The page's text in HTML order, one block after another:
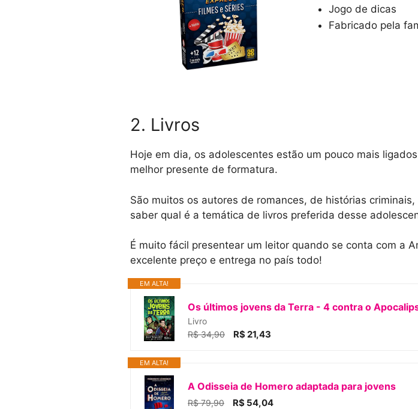
Jogo de dicas
Fabricado pela
2. Livros
Hoje em dia, os adolescentes estão um pouco mais
melhor presente de formatura.
São muitos os autores de romances, de histórias
saber qual é a temática de livros preferida desse
É muito fácil presentear um leitor quando se conta com a
excelente preço e entrega no país todo!
EM ALTA!
Os últimos jovens da Terra - 4 contra o
Livro
R$ 34,90
R$ 21,43
EM ALTA!
A Odisseia de Homero adaptada para jovens
R$ 79,90 R$ 54,04